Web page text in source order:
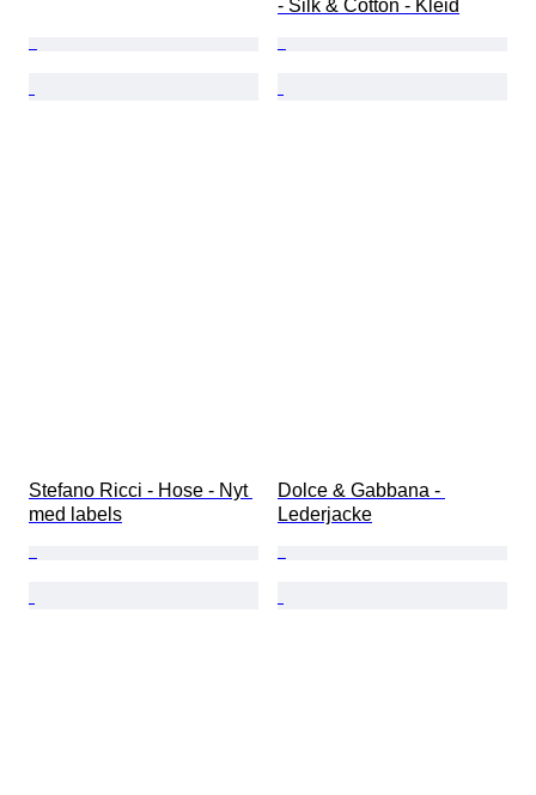
- Silk & Cotton - Kleid
Stefano Ricci - Hose - Nyt
med labels
Dolce & Gabbana -
Lederjacke